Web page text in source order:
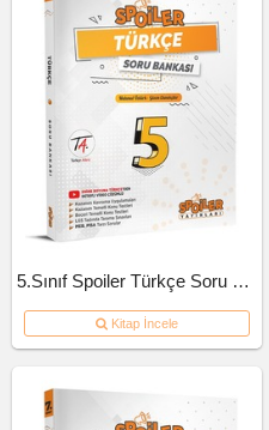
5.Sınıf Spoiler Türkçe Soru Bankası
Kitap İncele